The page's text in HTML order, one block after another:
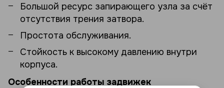
Большой ресурс запирающего узла за счёт
отсутствия трения затвора.
Простота обслуживания.
Стойкость к высокому давлению внутри
корпуса.
Особенности работы задвижек